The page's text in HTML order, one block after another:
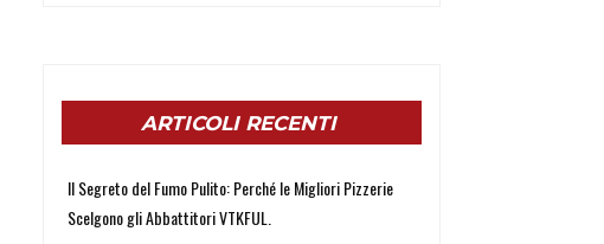
ARTICOLI RECENTI
Il Segreto del Fumo Pulito: Perché le Migliori Pizzerie
Scelgono gli Abbattitori VTKFUL.